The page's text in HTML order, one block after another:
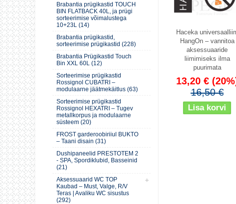
Brabantia prügikastid TOUCH
BIN FLATBACK 40L, ja prügi
sorteerimise võimalustega
10+23L (14)
Brabantia prügikastid,
sorteerimise prügikastid (228)
Brabantia Prügikastid Touch
Bin XXL 60L (12)
Sorteerimise prügikastid
Rossignol CUBATRI –
modulaarne jäätmekäitlus (63)
Sorteerimise prügikastid
Rossignol HEXATRI – Tugev
metallkorpus ja modulaarne
süsteem (20)
FROST garderoobiriiul BUKTO
– Taani disain (31)
Dushipaneelid PRESTOTEM 2
- SPA, Spordiklubid, Basseinid
(21)
Aksessuaarid WC TOP
Kaubad – Must, Valge, R/V
Teras | Avaliku WC sisustus
(292)
Haceka
HangOn – vannitoa
aksessuaaride
liimimiseks ilma
puurimata
13,20 €
16,50 €